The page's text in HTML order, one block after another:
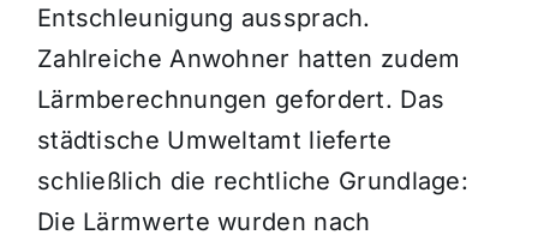
Entschleunigung aussprach.
Zahlreiche Anwohner hatten zudem
Lärmberechnungen gefordert. Das
städtische Umweltamt lieferte
schließlich die rechtliche Grundlage:
Die Lärmwerte wurden nach